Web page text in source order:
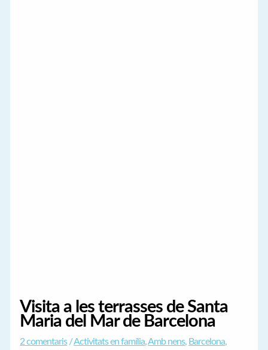
Visita a les terrasses de Santa
Maria del Mar de Barcelona
2 comentaris /Activitats en família,Amb nens, Barcelona,